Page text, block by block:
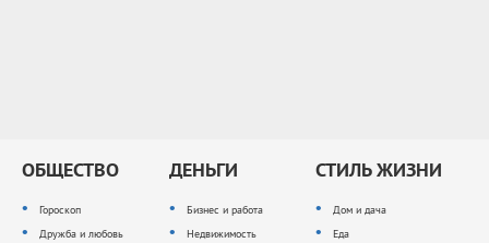
ОБЩЕСТВО
Гороскоп
Дружба и любовь
ДЕНЬГИ
Бизнес и работа
Недвижимость
СТИЛЬ ЖИЗНИ
Дом и дача
Еда